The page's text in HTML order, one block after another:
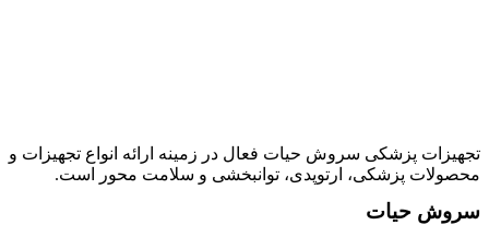
تجهیزات پزشکی سروش حیات فعال در زمینه ارائه انواع تجهیزات و
محصولات پزشکی، ارتوپدی، توانبخشی و سلامت محور است.
سروش حیات